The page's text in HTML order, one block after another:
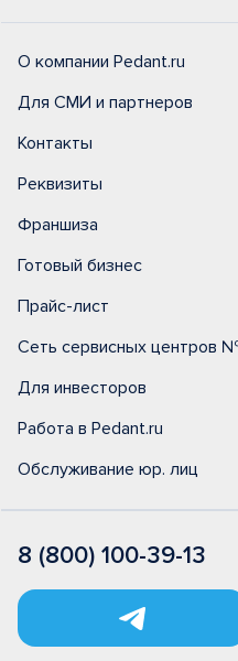
О компании Pedant.ru
Для СМИ и партнеров
Контакты
Реквизиты
Франшиза
Готовый бизнес
Прайс-лист
Сеть сервисных центров
Для инвесторов
Работа в Pedant.ru
Обслуживание юр. лиц
8 (800) 100-39-13